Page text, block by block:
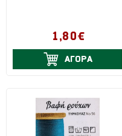
1,80€
ΑΓΟΡΑ